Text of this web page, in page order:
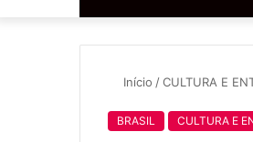
Início /CULTURA E
BRASIL CULTURA E